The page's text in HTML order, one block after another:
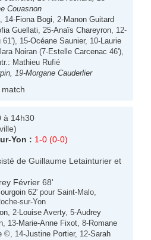
Couasnon
, 14-Fiona Bogi , 2-Manon Guitard
Guellati , 25-Anaïs Chareyron , 12-
61'), 15-Océane Saunier, 10- Laurie
Noiran (7-Estelle Carcenac 46'),
Mathieu Rufié
, 19-Morgane Cauderlier
à 14h30
Yon : 1-0 (0-0)
de Guillaume Letainturier et
Février 68'
62' pour Saint-Malo,
sur-Yon
, 2- Louise Averty, 5-Audrey
, 13-Marie-Anne Fixot , 8-Romane
©, 14-Justine Portier, 12-Sarah